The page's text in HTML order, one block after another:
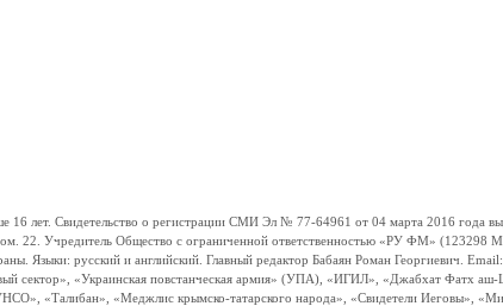
лет. Свидетельство о регистрации СМИ Эл № 77-64961 от 04 марта 2016 года
22. Учредитель Общество с ограниченной ответственностью «РУ ФМ» (123298
Языки: русский и английский. Главный редактор Бабаян Роман Георгиевич.
сектор», «Украинская повстанческая армия» (УПА), «ИГИЛ», «Джабхат Фатх
«Талибан», «Меджлис крымско-татарского народа», «Свидетели Иеговы»,